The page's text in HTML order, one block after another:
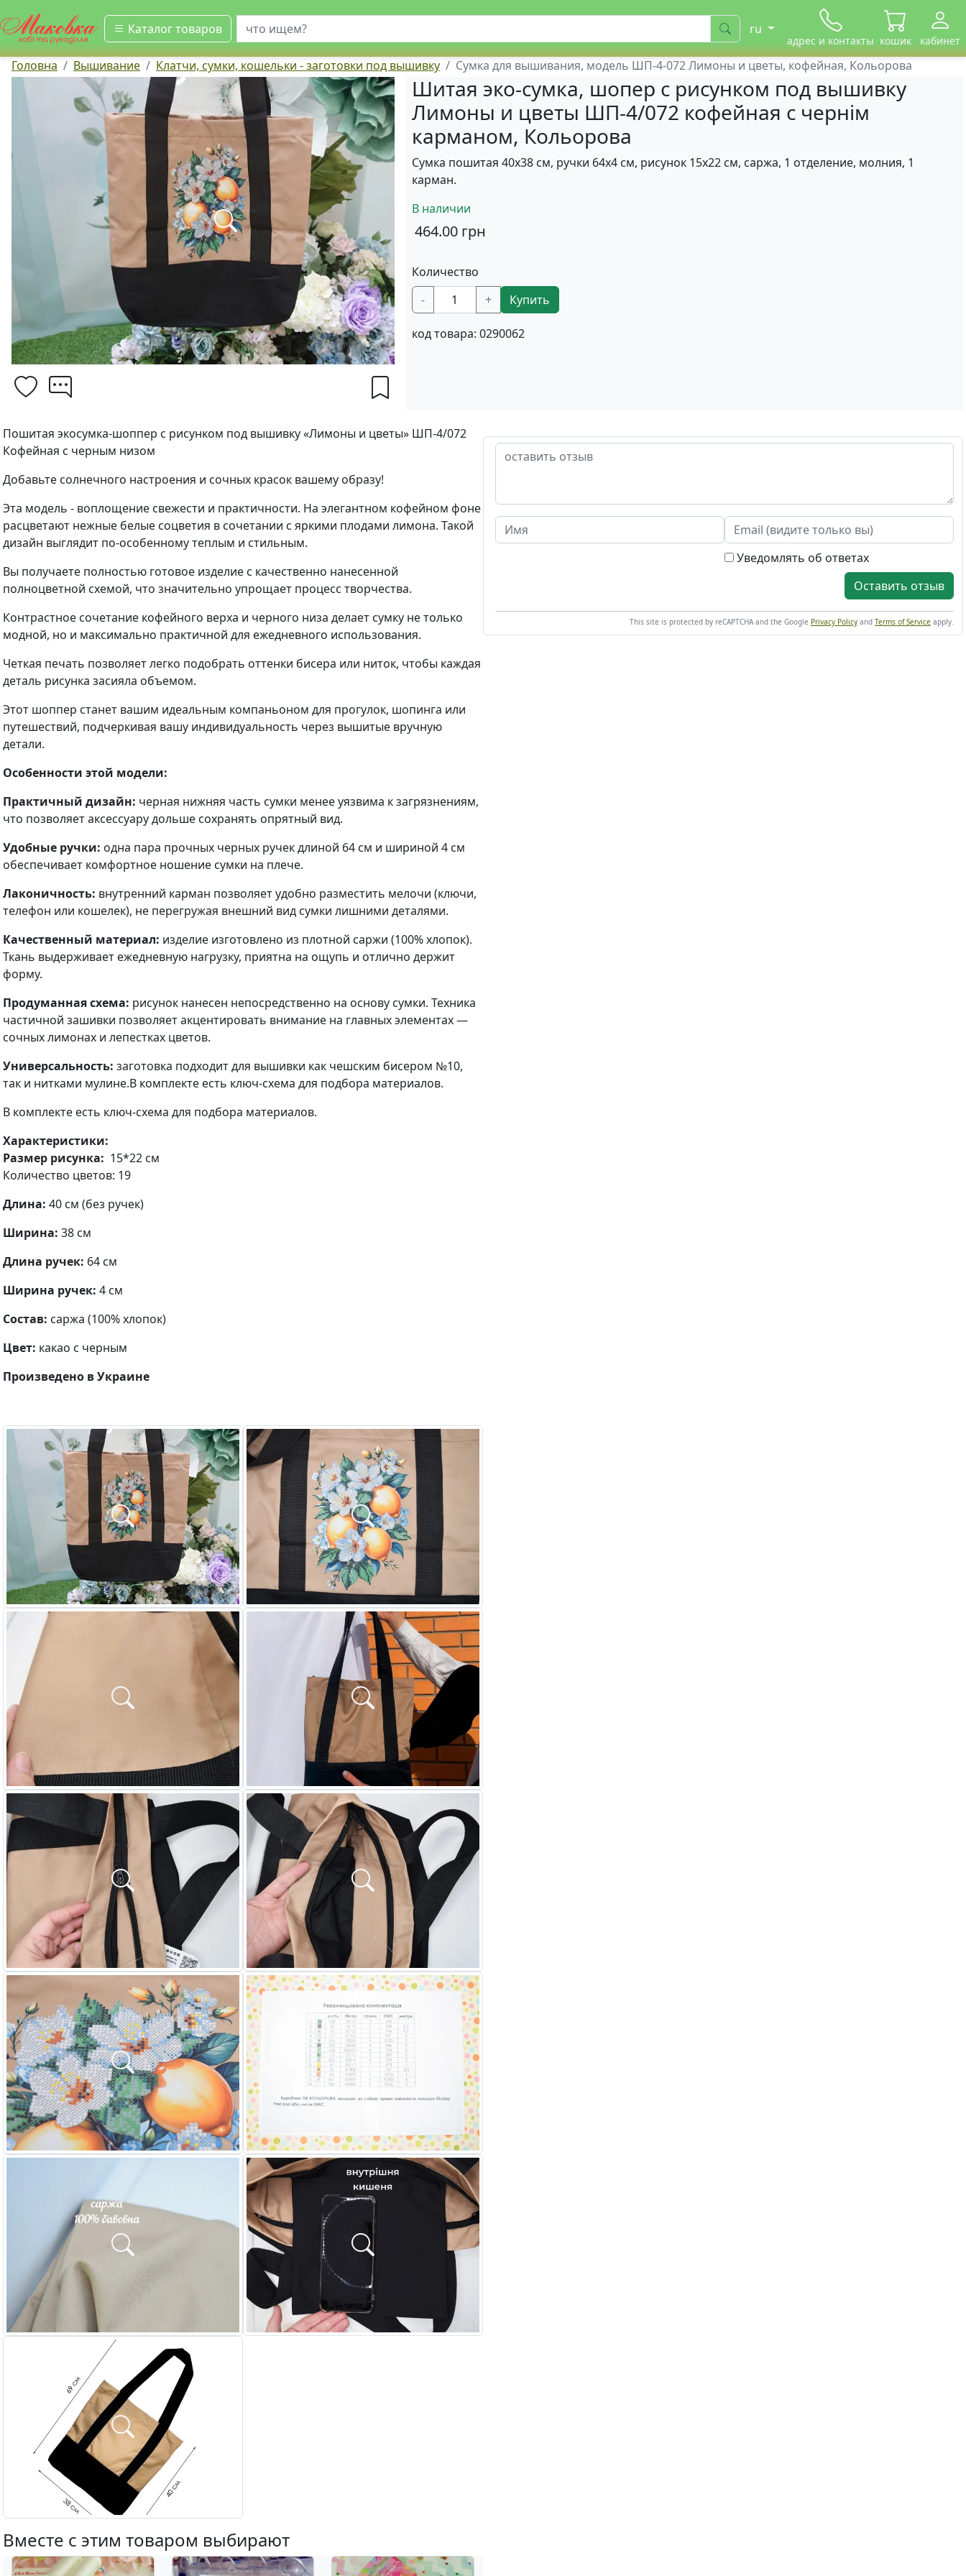
Каталог товаров
искать ru
адрес и контакты кошик кабинет
Головна Вышивание Клатчи, сумки, кошельки - заготовки под вышивку Сумка для вышивания, модель ШП-4-072 Лимоны и цветы, кофейная, Кольорова
Шитая эко-сумка, шопер с рисунком под вышивку
Лимоны и цветы ШП-4/072 кофейная с чернім
карманом, Кольорова
Сумка пошитая 40х38 см, ручки 64х4 см, рисунок 15х22 см, саржа, 1 отделение, молния, 1
карман.
В наличии
464.00 грн
Количество
-
+ Купить
код товара: 0290062
Пошитая экосумка-шоппер с рисунком под вышивку «Лимоны и цветы» ШП-4/072
Кофейная с черным низом
Добавьте солнечного настроения и сочных красок вашему образу!
Эта модель - воплощение свежести и практичности. На элегантном кофейном фоне
расцветают нежные белые соцветия в сочетании с яркими плодами лимона. Такой
дизайн выглядит по-особенному теплым и стильным.
Вы получаете полностью готовое изделие с качественно нанесенной
полноцветной схемой, что значительно упрощает процесс творчества.
Контрастное сочетание кофейного верха и черного низа делает сумку не только
модной, но и максимально практичной для ежедневного использования.
Четкая печать позволяет легко подобрать оттенки бисера или ниток, чтобы каждая
деталь рисунка засияла объемом.
Этот шоппер станет вашим идеальным компаньоном для прогулок, шопинга или
путешествий, подчеркивая вашу индивидуальность через вышитые вручную
детали.
Особенности этой модели:
Практичный дизайн: черная нижняя часть сумки менее уязвима к загрязнениям,
что позволяет аксессуару дольше сохранять опрятный вид.
Удобные ручки: одна пара прочных черных ручек длиной 64 см и шириной 4 см
обеспечивает комфортное ношение сумки на плече.
Лаконичность: внутренний карман позволяет удобно разместить мелочи (ключи,
телефон или кошелек), не перегружая внешний вид сумки лишними деталями.
Качественный материал: изделие изготовлено из плотной саржи (100% хлопок).
Ткань выдерживает ежедневную нагрузку, приятна на ощупь и отлично держит
форму.
Продуманная схема: рисунок нанесен непосредственно на основу сумки. Техника
частичной зашивки позволяет акцентировать внимание на главных элементах —
сочных лимонах и лепестках цветов.
Универсальность: заготовка подходит для вышивки как чешским бисером №10,
так и нитками мулине.В комплекте есть ключ-схема для подбора материалов.
В комплекте есть ключ-схема для подбора материалов.
Характеристики:
Размер рисунка: 15*22 см
Количество цветов: 19
Длина: 40 см (без ручек)
Ширина: 38 см
Длина ручек: 64 см
Ширина ручек: 4 см
Состав: саржа (100% хлопок)
Цвет: какао с черным
Произведено в Украине
Вместе с этим товаром выбирают
Уведомлять об ответах
Оставить отзыв
This site is protected by reCAPTCHA and the Google Privacy Policy and Terms of Service apply.